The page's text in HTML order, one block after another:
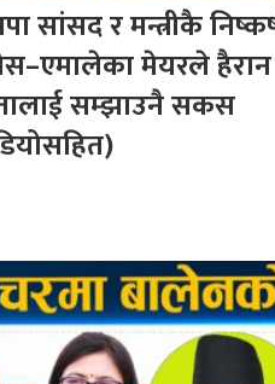
सांसद र मन्त्रीकै
मेयरले हैरान
सम्झाउनै सकस